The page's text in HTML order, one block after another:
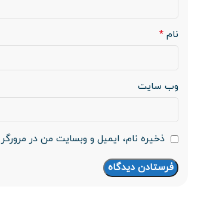
نام *
وب‌ سایت
ذخیره نام، ایمیل و وبسایت من در